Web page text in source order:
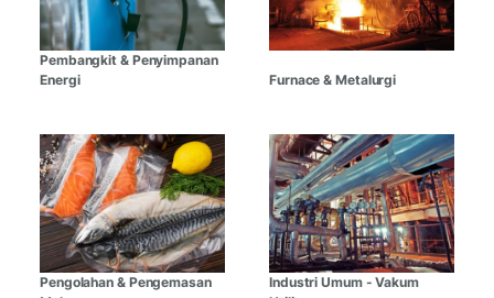
Pembangkit & Penyimpanan
Energi
Furnace & Metalurgi
Pengolahan & Pengemasan
Industri Umum - Vakum